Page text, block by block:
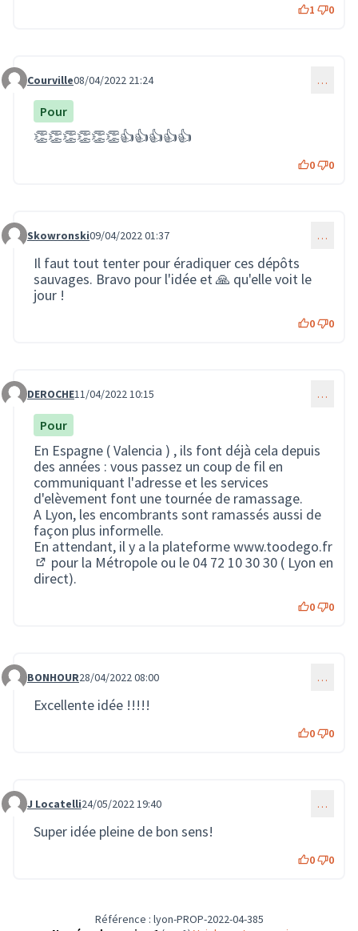
1 0
Commentaire 267
Courville08/04/2022 21:24 …
Pour
👏👏👏👏👏👏👍👍👍👍👍
0 0
Commentaire 270
Skowronski09/04/2022 01:37 …
Il faut tout tenter pour éradiquer ces dépôts
sauvages. Bravo pour l'idée et 🙏 qu'elle voit le
jour !
0 0
Commentaire 280
DEROCHE11/04/2022 10:15 …
Pour
En Espagne ( Valencia ) , ils font déjà cela depuis
des années : vous passez un coup de fil en
communiquant l'adresse et les services
d'elèvement font une tournée de ramassage.
A Lyon, les encombrants sont ramassés aussi de
façon plus informelle.
En attendant, il y a la plateformewww.toodego.fr
(Lien externe)
pour la Métropole ou le 04 72 10 30 30 ( Lyon en
direct).
0 0
Commentaire 562
BONHOUR28/04/2022 08:00 …
Excellente idée !!!!!
0 0
Commentaire 1061
J Locatelli24/05/2022 19:40 …
Super idée pleine de bon sens!
0 0
Référence : lyon-PROP-2022-04-385